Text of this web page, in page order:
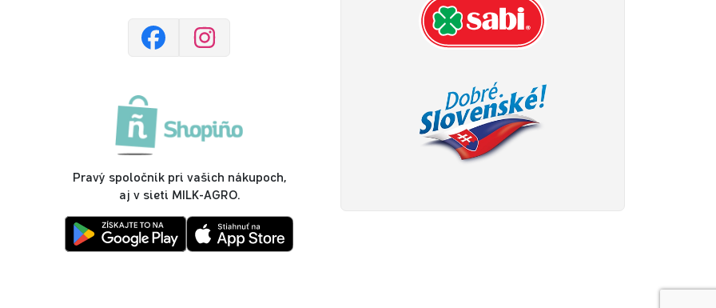
Pravý spoločník pri vašich nákupoch,
aj v sieti MILK-AGRO.